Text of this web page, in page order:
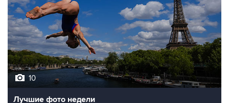
10
Лучшие фото недели